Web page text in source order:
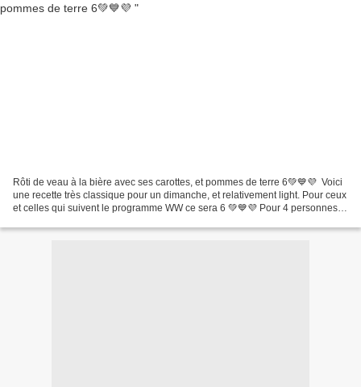
Rôti de veau à la bière avec ses carottes, et pommes de terre 6💚💙💜 Voici
une recette très classique pour un dimanche, et relativement light. Pour ceux
et celles qui suivent le programme WW ce sera 6 💚💙💜 Pour 4 personnes (